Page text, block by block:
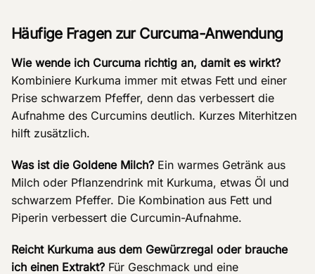
Häufige Fragen zur Curcuma-Anwendung
Wie wende ich Curcuma richtig an, damit es wirkt?
Kombiniere Kurkuma immer mit etwas Fett und einer
Prise schwarzem Pfeffer, denn das verbessert die
Aufnahme des Curcumins deutlich. Kurzes Miterhitzen
hilft zusätzlich.
Was ist die Goldene Milch? Ein warmes Getränk aus
Milch oder Pflanzendrink mit Kurkuma, etwas Öl und
schwarzem Pfeffer. Die Kombination aus Fett und
Piperin verbessert die Curcumin-Aufnahme.
Reicht Kurkuma aus dem Gewürzregal oder brauche
ich einen Extrakt? Für Geschmack und eine